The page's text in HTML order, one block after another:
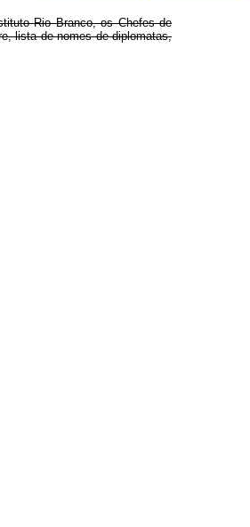
Rio Branco, os Chefes de
lista de nomes de diplomatas,